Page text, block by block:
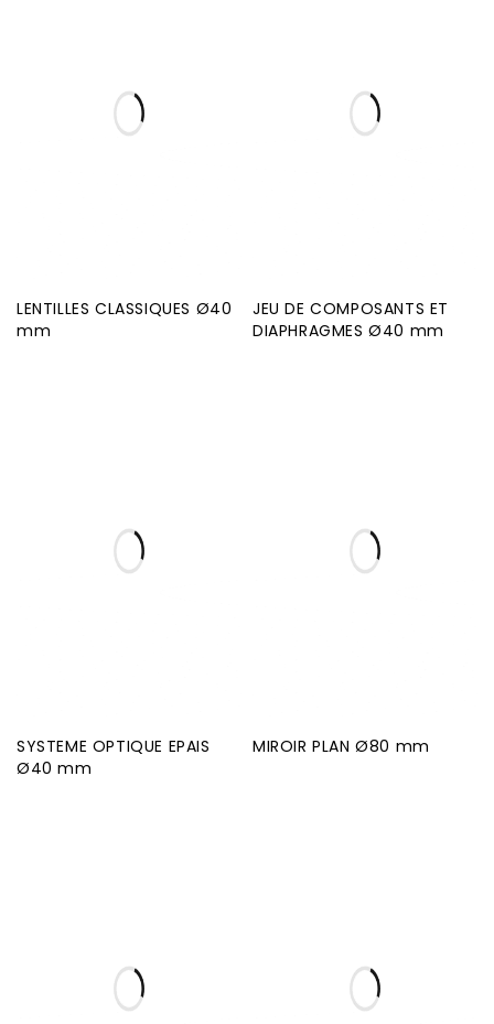
LENTILLES CLASSIQUES Ø40
mm
JEU DE COMPOSANTS ET
DIAPHRAGMES Ø40 mm
SYSTEME OPTIQUE EPAIS
Ø40 mm
MIROIR PLAN Ø80 mm